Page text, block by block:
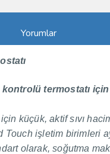
Yorumlar
kontrolü termostatı
küçük, aktif sıvı
Touch işletim birimleri
olarak, soğutma